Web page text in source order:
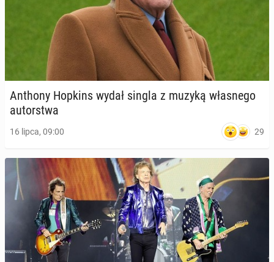
Anthony Hopkins wydał singla z muzyką wła­sne­go
au­tor­stwa
16 lipca, 09:00 29